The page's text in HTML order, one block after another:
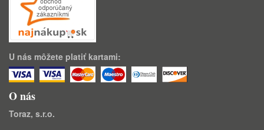
U nás môžete platiť kartami:
O nás
Toraz, s.r.o.